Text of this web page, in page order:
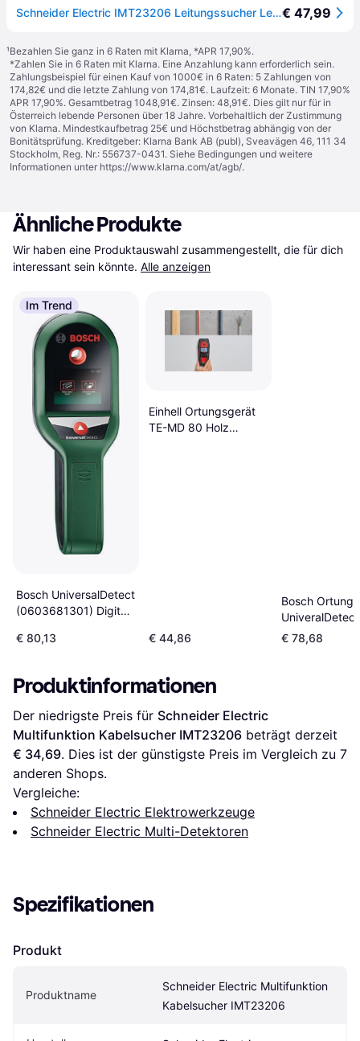
Schneider Electric IMT23206 Leitungssucher Leitungsverfolgung, Unterbrechung€ 47,99
¹Bezahlen Sie ganz in 6 Raten mit Klarna, *APR 17,90%.
*Zahlen Sie in 6 Raten mit Klarna. Eine Anzahlung kann erforderlich sein.
Zahlungsbeispiel für einen Kauf von 1000€ in 6 Raten: 5 Zahlungen von
174,82€ und die letzte Zahlung von 174,81€. Laufzeit: 6 Monate. TIN 17,90%
APR 17,90%. Gesamtbetrag 1048,91€. Zinsen: 48,91€. Dies gilt nur für in
Österreich lebende Personen über 18 Jahre. Vorbehaltlich der Zustimmung
von Klarna. Mindestkaufbetrag 25€ und Höchstbetrag abhängig von der
Bonitätsprüfung. Kreditgeber: Klarna Bank AB (publ), Sveavägen 46, 111 34
Stockholm, Reg. Nr.: 556737-0431. Siehe Bedingungen und weitere
Informationen unter https://www.klarna.com/at/agb/.
Ähnliche Produkte
Wir haben eine Produktauswahl zusammengestellt, die für dich
interessant sein könnte. Alle anzeigen
Im Trend
Bosch UniversalDetect
(0603681301) Digital
€ 80,13
Einhell Ortungsgerät
TE-MD 80 Holz
€ 44,86
Bosch
UniveralDetect
Schritt-für-
€ 78,68
Produktinformationen
Der niedrigste Preis für Schneider Electric
Multifunktion Kabelsucher IMT23206
€ 34,69. Dies ist der günstigste Preis im Vergleich zu 7
anderen Shops.
Vergleiche:
Schneider Electric Elektrowerkzeuge
Schneider Electric Multi-Detektoren
Spezifikationen
Produkt
Produktname
Schneider Electric Multifunktion
Kabelsucher IMT23206